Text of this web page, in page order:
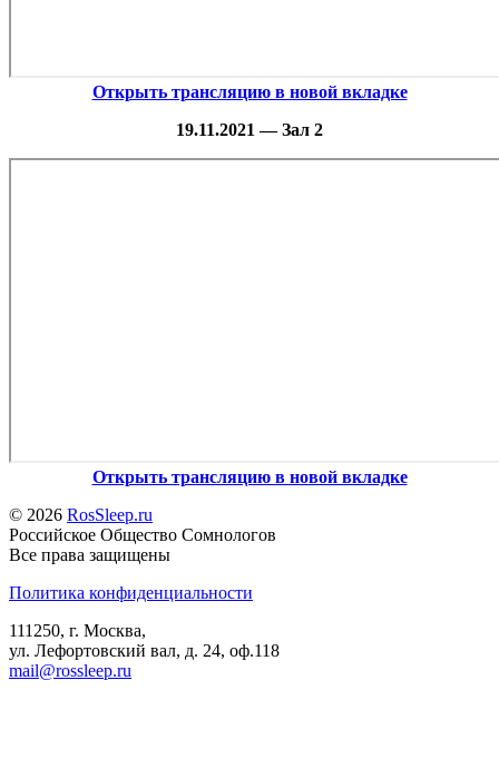
Открыть трансляцию в новой вкладке
19.11.2021 — Зал 2
Открыть трансляцию в новой вкладке
© 2026 RosSleep.ru
Российское Общество Сомнологов
Все права защищены
Политика конфиденциальности
111250, г. Москва,
ул. Лефортовский вал, д. 24, оф.118
mail@rossleep.ru